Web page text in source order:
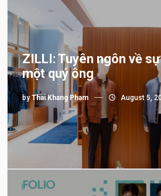
ZILLI: Tuyên ngôn về
một quý ông
by Thai Khang Pham August 5,